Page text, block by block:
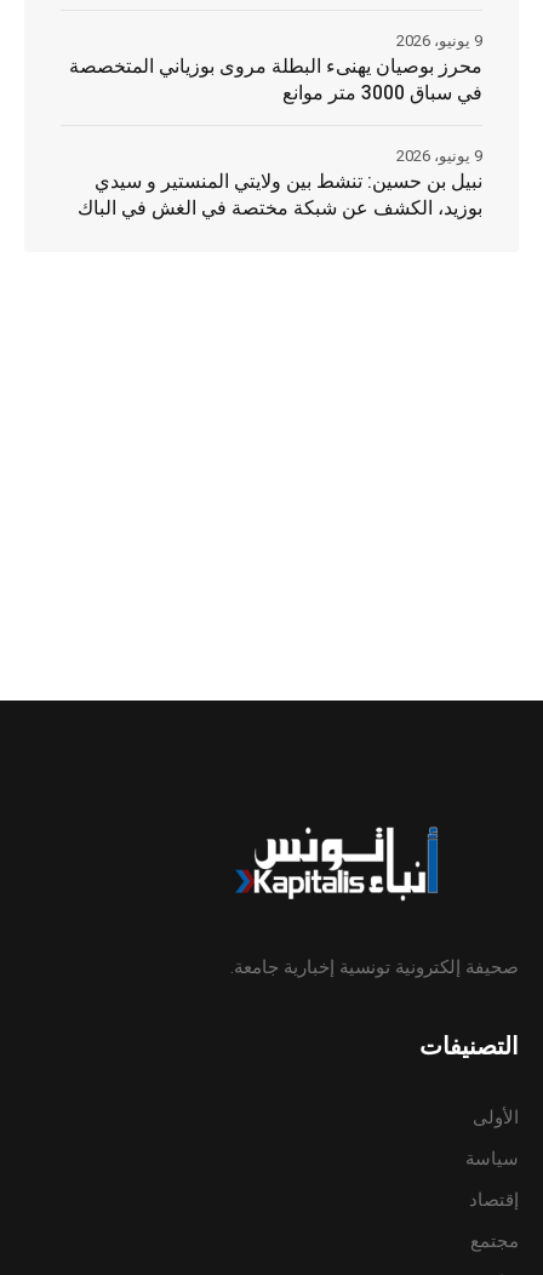
محرز بوصيان يهنىء البطلة مروى بوزياني المتخصصة
في سباق 3000 متر موانع
9 يونيو، 2026
نبيل بن حسين: تنشط بين ولايتي المنستير و سيدي
بوزيد، الكشف عن شبكة مختصة في الغش في الباك
9 يونيو، 2026
صحيفة إلكترونية تونسية إخبارية جامعة.
التصنيفات
الأولى
سياسة
إقتصاد
مجتمع